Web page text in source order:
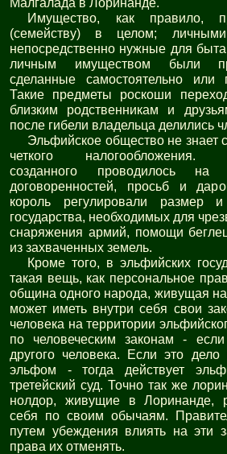
Имущество, как правило,
(семейству) в целом;
непосредственно нужные для
личным имуществом были
сделанные самостоятельно
Такие предметы роскоши
близким родственникам и
после гибели владельца делились
Эльфийское общество не знает
четкого налогообложения.
созданного проводилось на
договоренностей, просьб и
король регулировали размер
государства, необходимых для
снаряжения армий, помощи
из захваченных земель.
Кроме того, в эльфийских
такая вещь, как персональное
община одного народа, живущая на
может иметь внутри себя свои
человека на территории
по человеческим законам -
другого человека. Если это
эльфом - тогда действует
третейский суд. Точно так же
нолдор, живущие в Лоринанде,
себя по своим обычаям.
путем убеждения влиять на эти
права их отменять.